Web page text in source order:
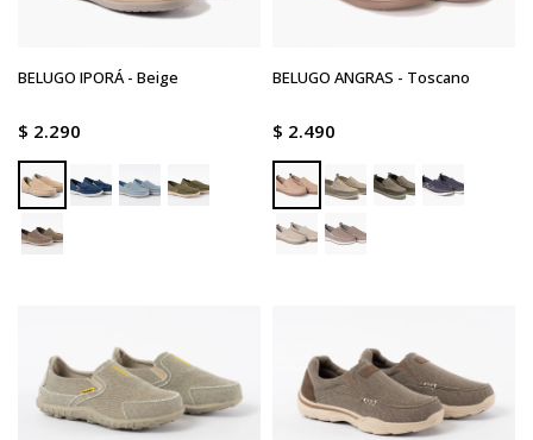
BELUGO IPORÁ - Beige
$ 2.290
BELUGO ANGRAS - Toscano
$ 2.490